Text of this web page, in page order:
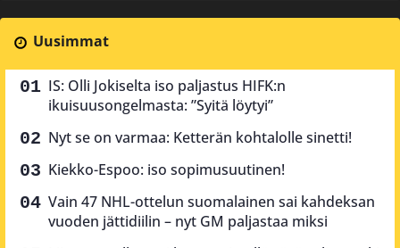
Uusimmat
IS: Olli Jokiselta iso paljastus HIFK:n
ikuisuusongelmasta: ”Syitä löytyi”
Nyt se on varmaa: Ketterän kohtalolle sinetti!
Kiekko-Espoo: iso sopimusuutinen!
Vain 47 NHL-ottelun suomalainen sai kahdeksan
vuoden jättidiilin – nyt GM paljastaa miksi